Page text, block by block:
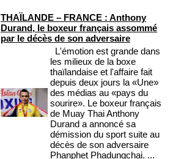
THAÏLANDE – FRANCE : Anthony
Durand, le boxeur français assommé
par le décès de son adversaire
L'émotion est grande dans
les milieux de la boxe
thaïlandaise et l'affaire fait
depuis deux jours la «Une»
des médias au «pays du
sourire». Le boxeur français
de Muay Thai Anthony
Durand a annoncé sa
démission du sport suite au
décès de son adversaire
Phanphet Phadungchai. ...